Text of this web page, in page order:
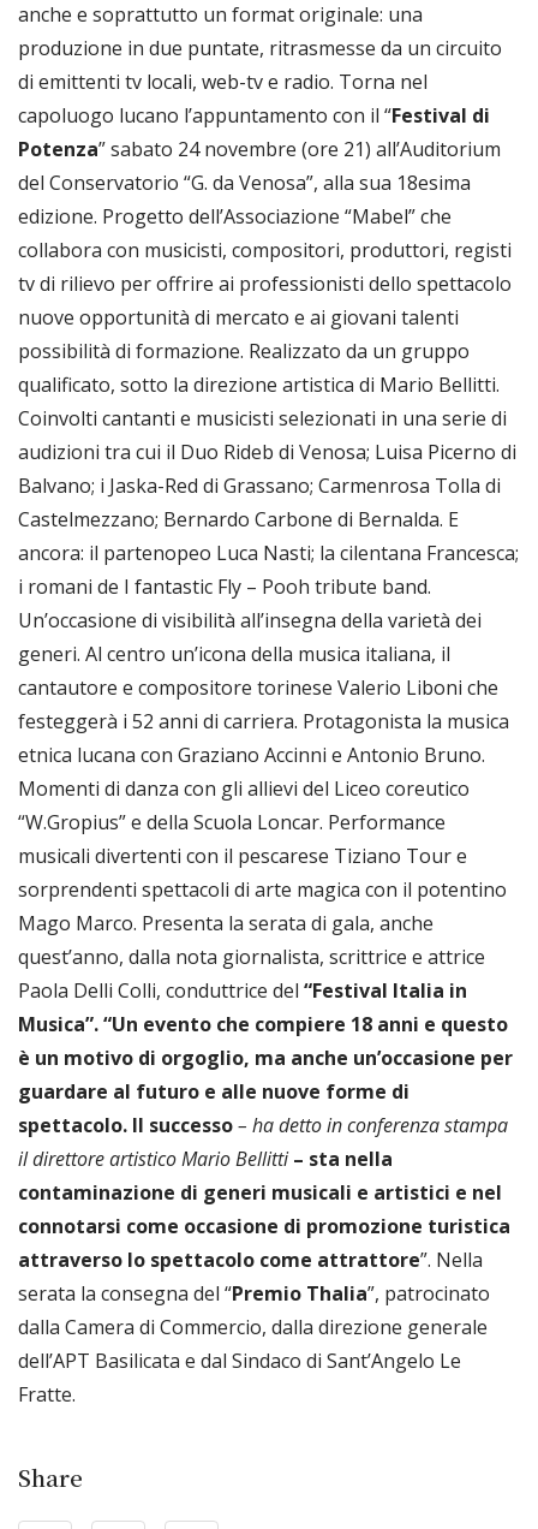
anche e soprattutto un format originale: una
produzione in due puntate, ritrasmesse da un circuito
di emittenti tv locali, web-tv e radio. Torna nel
capoluogo lucano l’appuntamento con il “Festival di
Potenza” sabato 24 novembre (ore 21) all’Auditorium
del Conservatorio “G. da Venosa”, alla sua 18esima
edizione. Progetto dell’Associazione “Mabel” che
collabora con musicisti, compositori, produttori, registi
tv di rilievo per offrire ai professionisti dello spettacolo
nuove opportunità di mercato e ai giovani talenti
possibilità di formazione. Realizzato da un gruppo
qualificato, sotto la direzione artistica di Mario Bellitti.
Coinvolti cantanti e musicisti selezionati in una serie di
audizioni tra cui il Duo Rideb di Venosa; Luisa Picerno di
Balvano; i Jaska-Red di Grassano; Carmenrosa Tolla di
Castelmezzano; Bernardo Carbone di Bernalda. E
ancora: il partenopeo Luca Nasti; la cilentana Francesca;
i romani de I fantastic Fly – Pooh tribute band.
Un’occasione di visibilità all’insegna della varietà dei
generi. Al centro un’icona della musica italiana, il
cantautore e compositore torinese Valerio Liboni che
festeggerà i 52 anni di carriera. Protagonista la musica
etnica lucana con Graziano Accinni e Antonio Bruno.
Momenti di danza con gli allievi del Liceo coreutico
“W.Gropius” e della Scuola Loncar. Performance
musicali divertenti con il pescarese Tiziano Tour e
sorprendenti spettacoli di arte magica con il potentino
Mago Marco. Presenta la serata di gala, anche
quest’anno, dalla nota giornalista, scrittrice e attrice
Paola Delli Colli, conduttrice del “Festival Italia in
Musica”.“Un evento che compiere 18 anni e questo
è un motivo di orgoglio, ma anche un’occasione per
guardare al futuro e alle nuove forme di
spettacolo. Il successo– ha detto in conferenza stampa
il direttore artistico Mario Bellitti– sta nella
contaminazione di generi musicali e artistici e nel
connotarsi come occasione di promozione turistica
attraverso lo spettacolo come attrattore”. Nella
serata la consegna del “Premio Thalia”, patrocinato
dalla Camera di Commercio, dalla direzione generale
dell’APT Basilicata e dal Sindaco di Sant’Angelo Le
Fratte.
Share